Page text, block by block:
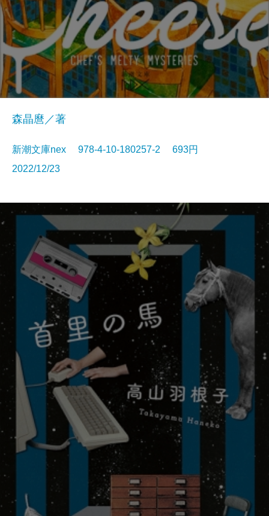
森晶麿／著
新潮文庫nex 978-4-10-180257-2 693円
2022/12/23